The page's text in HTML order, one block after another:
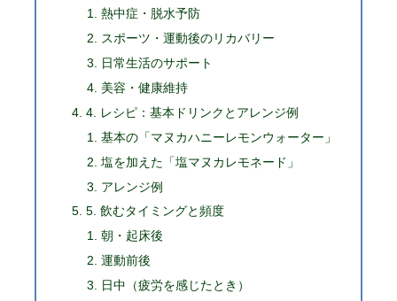
熱中症・脱水予防
スポーツ・運動後のリカバリー
日常生活のサポート
美容・健康維持
4. レシピ：基本ドリンクとアレンジ例
基本の「マヌカハニーレモンウォーター」
塩を加えた「塩マヌカレモネード」
アレンジ例
5. 飲むタイミングと頻度
朝・起床後
運動前後
日中（疲労を感じたとき）